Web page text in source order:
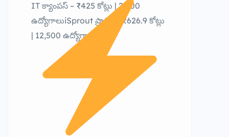
IT క్యాంపస్ – ₹425 కోట్లు | 2,500
ఉద్యోగాలుiSprout ప్రాజెక్ట్ – ₹626.9 కోట్లు
| 12,500 ఉద్యోగాలు